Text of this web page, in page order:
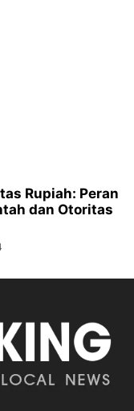
Rupiah: Peran
dan Otoritas